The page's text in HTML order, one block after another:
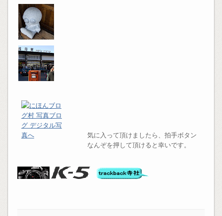
気に入って頂けましたら、拍手ボタン
なんぞを押して頂けると幸いです。